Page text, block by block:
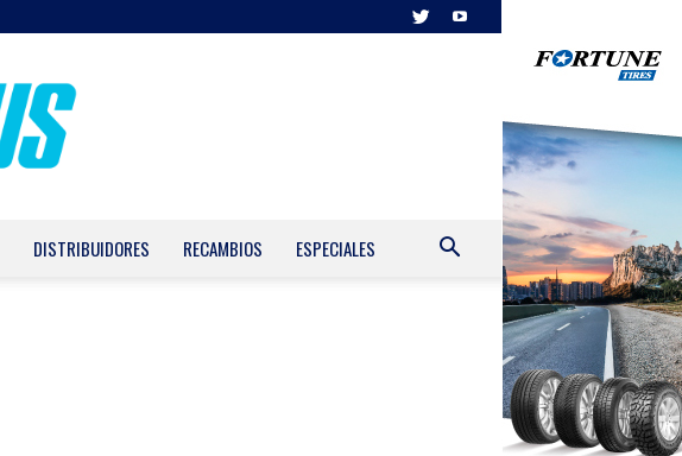
DISTRIBUIDORES RECAMBIOS ESPECIALES